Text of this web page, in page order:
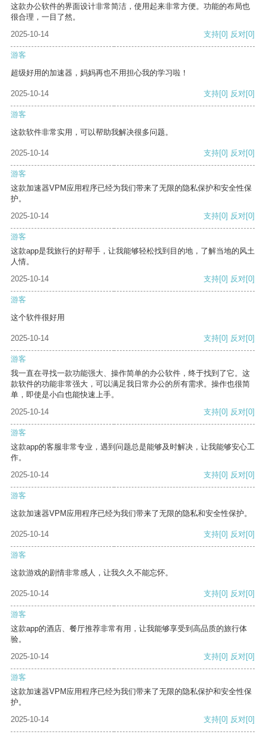
这款办公软件的界面设计非常简洁，使用起来非常方便。功能的布局也
很合理，一目了然。
2025-10-14
支持[0] 反对[0]
游客
超级好用的加速器，妈妈再也不用担心我的学习啦！
2025-10-14 支持[0] 反对[0]
游客
这款软件非常实用，可以帮助我解决很多问题。
2025-10-14 支持[0] 反对[0]
游客
这款加速器VPM应用程序已经为我们带来了无限的隐私保护和安全性保
护。
2025-10-14
支持[0] 反对[0]
游客
这款app是我旅行的好帮手，让我能够轻松找到目的地，了解当地的风土
人情。
2025-10-14
支持[0] 反对[0]
游客
这个软件很好用
2025-10-14 支持[0] 反对[0]
游客
我一直在寻找一款功能强大、操作简单的办公软件，终于找到了它。这
款软件的功能非常强大，可以满足我日常办公的所有需求。操作也很简
单，即使是小白也能快速上手。
2025-10-14
支持[0] 反对[0]
游客
这款app的客服非常专业，遇到问题总是能够及时解决，让我能够安心工
作。
2025-10-14
支持[0] 反对[0]
游客
这款加速器VPM应用程序已经为我们带来了无限的隐私和安全性保护。
2025-10-14 支持[0] 反对[0]
游客
这款游戏的剧情非常感人，让我久久不能忘怀。
2025-10-14 支持[0] 反对[0]
游客
这款app的酒店、餐厅推荐非常有用，让我能够享受到高品质的旅行体
验。
2025-10-14
支持[0] 反对[0]
游客
这款加速器VPM应用程序已经为我们带来了无限的隐私保护和安全性保
护。
2025-10-14
支持[0] 反对[0]